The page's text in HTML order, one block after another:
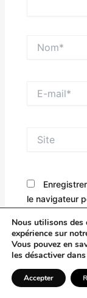
mail*
le navigateur
Saisissez
quatre × un =
Nous utilisons
expérience sur
Vous pouvez en
les désactiver
Accepter